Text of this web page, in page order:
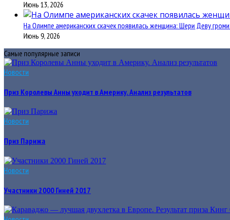
Июнь 13, 2026
На Олимпе американских скачек появилась женщина: Шери Деву
Июнь 9, 2026
Самые популярные записи
Новости
Приз Королевы Анны уходит в Америку. Анализ результатов
Новости
Приз Парижа
Новости
Участники 2000 Гиней 2017